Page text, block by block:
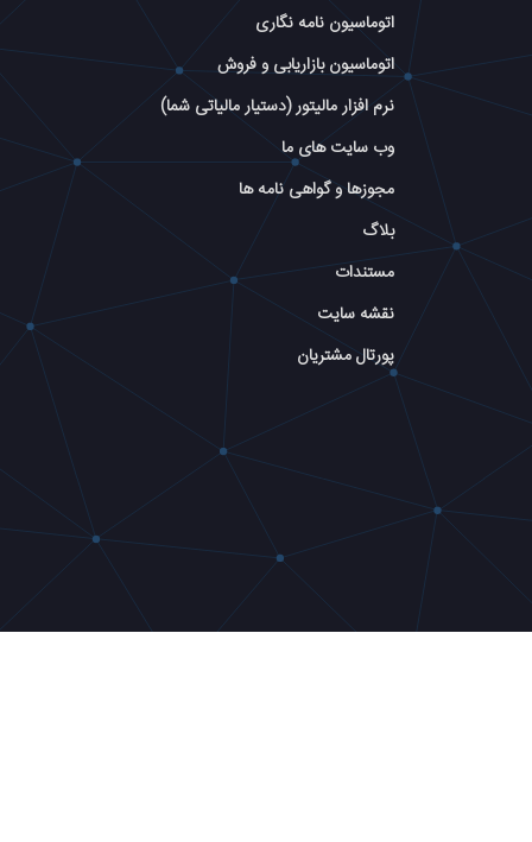
اتوماسیون نامه نگاری
اتوماسیون بازاریابی و فروش
نرم افزار مالیتور (دستیار مالیاتی شما)
وب سایت های ما
مجوزها و گواهی نامه ها
بلاگ
مستندات
نقشه سایت
پورتال مشتریان